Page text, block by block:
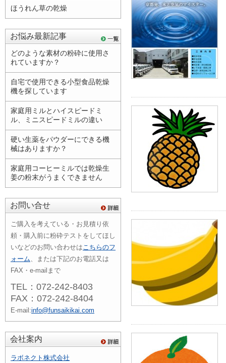
ほうれん草の乾燥
お悩み最新記事
どのような素材の粉砕に使用さ
れていますか？
自宅で使用できる小型食品乾燥
機を探しています
家庭用ミルとハイスピードミ
ル、ミニスピードミルの違い
硬い生薬をパウダーにできる機
械はありますか？
家庭用コーヒーミルでは乾燥生
姜の粉末がうまくできません
お問い合せ
ご購入を考えている・お見積り依
頼・購入前に粉砕テストをしてほし
いなどのお問い合わせはこちらのフ
ォーム、または下記のお電話又は
FAX・e-mailまで
TEL：072-242-8403
FAX：072-242-8404
E-mail:info@funsaikikai.com
会社案内
ラボネクト株式会社